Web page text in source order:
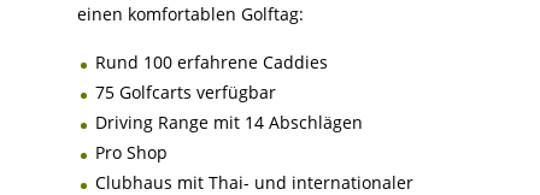
einen komfortablen Golftag:
Rund 100 erfahrene Caddies
75 Golfcarts verfügbar
Driving Range mit 14 Abschlägen
Pro Shop
Clubhaus mit Thai- und internationaler